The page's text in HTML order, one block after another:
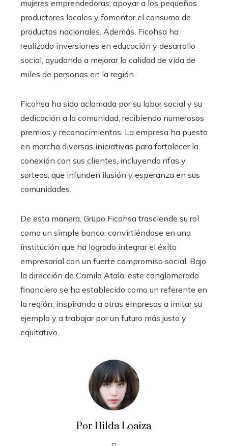
mujeres emprendedoras, apoyar a los pequeños
productores locales y fomentar el consumo de
productos nacionales. Además, Ficohsa ha
realizado inversiones en educación y desarrollo
social, ayudando a mejorar la calidad de vida de
miles de personas en la región.
Ficohsa ha sido aclamada por su labor social y su
dedicación a la comunidad, recibiendo numerosos
premios y reconocimientos. La empresa ha puesto
en marcha diversas iniciativas para fortalecer la
conexión con sus clientes, incluyendo rifas y
sorteos, que infunden ilusión y esperanza en sus
comunidades.
De esta manera, Grupo Ficohsa trasciende su rol
como un simple banco, convirtiéndose en una
institución que ha logrado integrar el éxito
empresarial con un fuerte compromiso social. Bajo
la dirección de Camilo Atala, este conglomerado
financiero se ha establecido como un referente en
la región, inspirando a otras empresas a imitar su
ejemplo y a trabajar por un futuro más justo y
equitativo.
Por Hilda Loaiza